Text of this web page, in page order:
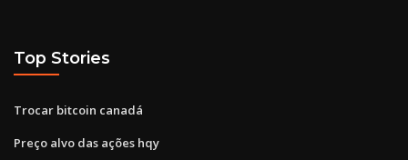
Top Stories
Trocar bitcoin canadá
Preço alvo das ações hqy